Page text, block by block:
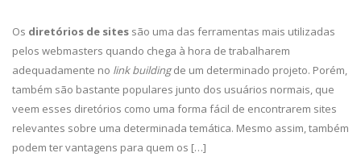
Os diretórios de sites são uma das ferramentas mais utilizadas
pelos webmasters quando chega à hora de trabalharem
adequadamente no link buildingde um determinado projeto. Porém,
também são bastante populares junto dos usuários normais, que
veem esses diretórios como uma forma fácil de encontrarem sites
relevantes sobre uma determinada temática. Mesmo assim, também
podem ter vantagens para quem os […]